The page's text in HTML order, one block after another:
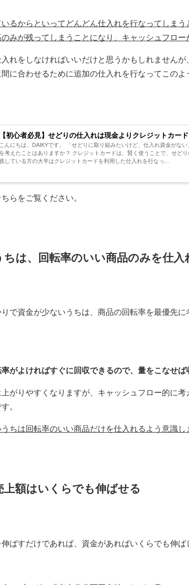
るからといってどんどん仕入れを行なってしま
みが残ってしまうことになり、キャッシュフロー
れをしなければいいだけと思うかもしれません
に合わせるために追加の仕入れを行なってこの
【初心者必見】せどりの仕入れは現金よりクレジットカー
こんにちは、DAIKYです。 「せどりに取り組みたいけど、仕入れ資金がない」とお悩みのあなた。 クレジットカードの利用
を考えたことはありますか？ クレジットカードは、賢く使うことで、せどりの強い味方になってくれます。 現在せどりを実
践している方の大半はクレジットカードを利用した仕入れを行なっ...
らをご覧ください。
ちは、回転率のいい商品のみを仕入
で資金が少ないうちは、商品の回転率を最優先に
がよければすぐに回収できるので、量をこなせば
がりやすくなりますが、キャッシュフロー的に
。
ちは回転率のいい商品だけを仕入れるよう意識し
上額はいくらでも伸ばせる
ばすだけであれば、資金があればいくらでも伸ば